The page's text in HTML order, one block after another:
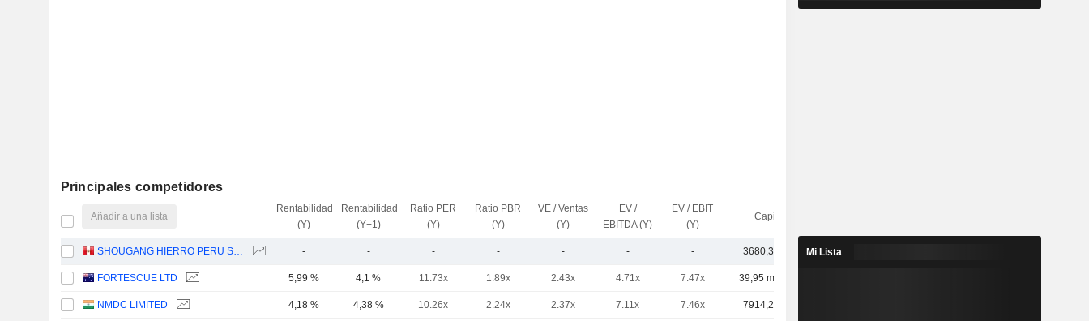
Principales competidores
Añadir a una lista
Rentabilidad
(Y)
Rentabilidad
(Y+1)
Ratio PER
(Y)
Ratio PBR
(Y)
VE / Ventas
(Y)
EV /
EBITDA (Y)
EV / EBIT
(Y)
Capi.($)
SHOUGANG HIERRO PERU S.A.A. - - - - - - - 3680,39 M
FORTESCUE LTD 5,99 % 4,1 % 11.73x 1.89x 2.43x 4.71x 7.47x 39,95 mil M
NMDC LIMITED 4,18 % 4,38 % 10.26x 2.24x 2.37x 7.11x 7.46x 7914,22 M
Mi Lista